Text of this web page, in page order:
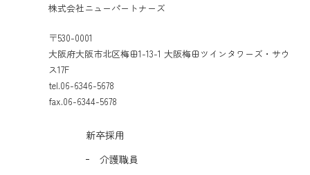
株式会社ニューパートナーズ
〒530-0001
大阪府大阪市北区梅田1-13-1 大阪梅田ツインタワーズ・サウ
ス17F
tel.06-6346-5678
fax.06-6344-5678
新卒採用
介護職員